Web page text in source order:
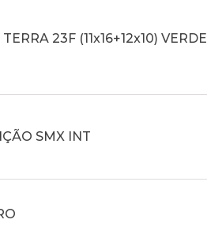
23F (11x16+12x10) VERDE
SMX INT